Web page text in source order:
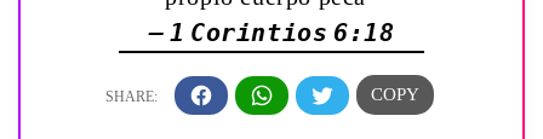
— 1 Corintios 6:18